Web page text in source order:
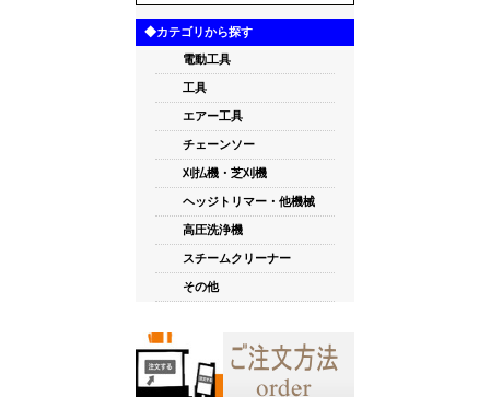
◆カテゴリから探す
電動工具
工具
エアー工具
チェーンソー
刈払機・芝刈機
ヘッジトリマー・他機械
高圧洗浄機
スチームクリーナー
その他